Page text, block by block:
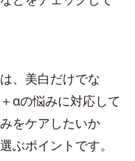
、美白だけでな
αの悩みに対応して
をケアしたいか
ぶポイントです。